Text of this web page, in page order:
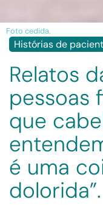
Foto cedida.
Histórias de
Relatos
pessoas
que
é uma
dolorida”.